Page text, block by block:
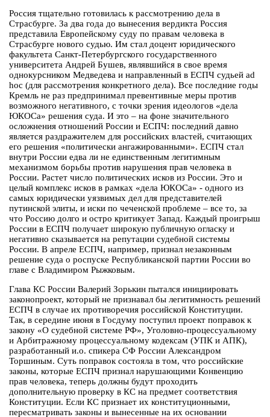
Россия тщательно готовилась к рассмотрению дела в
Страсбурге. За два года до вынесения вердикта Россия
представила Европейскому суду по правам человека в
Страсбурге нового судью. Им стал доцент юридического
факультета Санкт-Петербургского государственного
университета Андрей Бушев, являвшийся в свое время
однокурсником Медведева и направленный в ЕСПЧ судьей ad
hoc (для рассмотрения конкретного дела). Все последние годы
Кремль не раз предпринимал превентивные меры против
возможного негативного, с точки зрения идеологов «дела
ЮКОСа» решения суда. И это – на фоне значительного
осложнения отношений России и ЕСПЧ: последний давно
является раздражителем для российских властей, считающих
его решения «политически ангажированными». ЕСПЧ стал
внутри России едва ли не единственным легитимным
механизмом борьбы против нарушения прав человека в
России. Растет число политических исков из России. Это и
целый комплекс исков в рамках «дела ЮКОСа» - одного из
самых юридически уязвимых дел для представителей
путинской элиты, и иски по чеченской проблеме – все то, за
что Россию долго и остро критикует Запад. Каждый проигрыш
России в ЕСПЧ получает широкую публичную огласку и
негативно сказывается на репутации судебной системы
России. В апреле ЕСПЧ, например, признал незаконным
решение суда о роспуске Республиканской партии России во
главе с Владимиром Рыжковым.
Глава КС России Валерий Зорькин пытался инициировать
законопроект, который не признавал бы легитимность решений
ЕСПЧ в случае их противоречия российской Конституции.
Так, в середине июня в Госдуму поступил проект поправок к
закону «О судебной системе РФ», Уголовно-процессуальному
и Арбитражному процессуальному кодексам (УПК и АПК),
разработанный и.о. спикера СФ России Александром
Торшиным. Суть поправок состояла в том, что российские
законы, которые ЕСПЧ признал нарушающими Конвенцию
прав человека, теперь должны будут проходить
дополнительную проверку в КС на предмет соответствия
Конституции. Если КС признает их конституционными,
пересматривать законы и вынесенные на их основании